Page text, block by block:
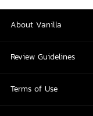
About Vanilla
Review Guidelines
Terms of Use